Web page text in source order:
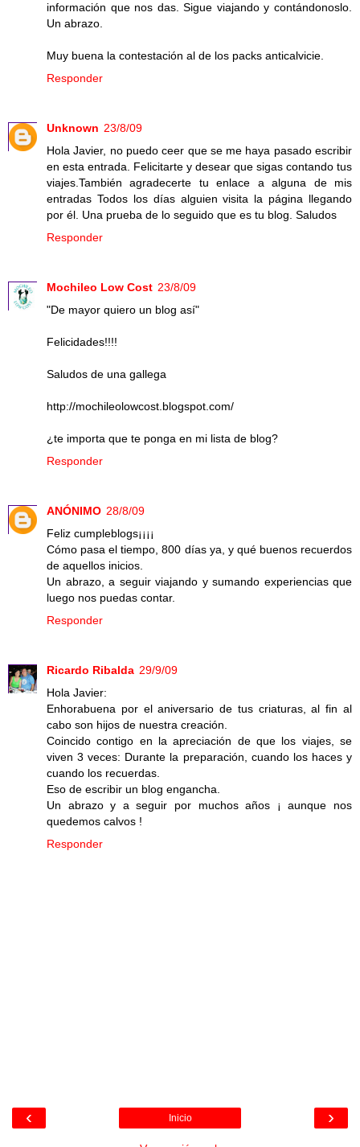
información que nos das. Sigue viajando y contándonoslo.
Un abrazo.
Muy buena la contestación al de los packs anticalvicie.
Responder
Unknown 23/8/09
Hola Javier, no puedo ceer que se me haya pasado escribir
en esta entrada. Felicitarte y desear que sigas contando tus
viajes.También agradecerte tu enlace a alguna de mis
entradas Todos los días alguien visita la página llegando
por él. Una prueba de lo seguido que es tu blog. Saludos
Responder
Mochileo Low Cost 23/8/09
"De mayor quiero un blog así"
Felicidades!!!!
Saludos de una gallega
http://mochileolowcost.blogspot.com/
¿te importa que te ponga en mi lista de blog?
Responder
ANÓNIMO 28/8/09
Feliz cumpleblogs¡¡¡¡
Cómo pasa el tiempo, 800 días ya, y qué buenos recuerdos
de aquellos inicios.
Un abrazo, a seguir viajando y sumando experiencias que
luego nos puedas contar.
Responder
Ricardo Ribalda 29/9/09
Hola Javier:
Enhorabuena por el aniversario de tus criaturas, al fin al
cabo son hijos de nuestra creación.
Coincido contigo en la apreciación de que los viajes, se
viven 3 veces: Durante la preparación, cuando los haces y
cuando los recuerdas.
Eso de escribir un blog engancha.
Un abrazo y a seguir por muchos años ¡ aunque nos
quedemos calvos !
Responder
‹ ›
Inicio